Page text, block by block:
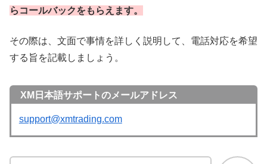
らコールバックをもらえます。
その際は、文面で事情を詳しく説明して、電話対応を希望
する旨を記載しましょう。
XM日本語サポートのメールアドレス
support@xmtrading.com